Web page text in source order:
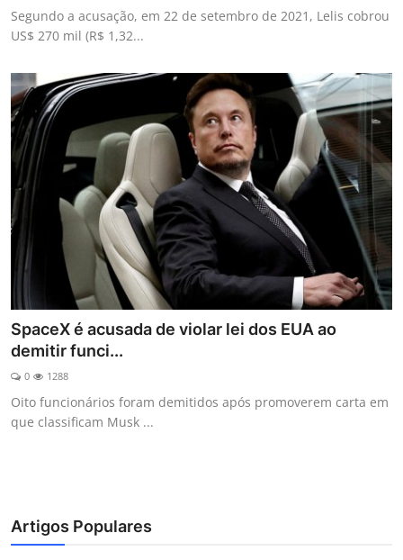
Segundo a acusação, em 22 de setembro de 2021, Lelis cobrou
US$ 270 mil (R$ 1,32...
SpaceX é acusada de violar lei dos EUA ao
demitir funci...
0 1288
Oito funcionários foram demitidos após promoverem carta em
que classificam Musk ...
Artigos Populares